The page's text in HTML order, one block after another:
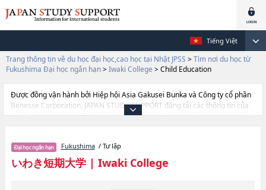
Tiếng Việt
Trang thông tin về du học đại học,cao học tại Nhật JPSS > Tìm nơi du học từ
Fukushima Đại học ngắn hạn> Iwaki College > Child Education
Được đồng vận hành bởi Hiệp hội Asia Gakusei Bunka và Công ty cổ phần
Benesse Corporation, JAPAN STUDY SUPPORT đăng tải các thông tin của
khoảng 1.300 trường đại học, cao học, trường đại học ngắn hạn, trường
thiết dành cho du học sinh, như là về các Ngành Child Education, thông tin
về từng ngành học, thông tin liên quan đến thi tuyển như số lượng tuyển
sinh, số lượng trúng tuyển, cở sở trang thiết bị, hướng dẫn địa điểm v.v...
Fukushima/ Tư lập
いわき短期大学| Iwaki College